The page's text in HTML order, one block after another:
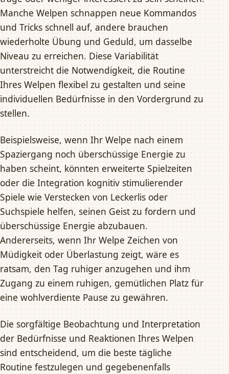
Manche Welpen schnappen neue Kommandos
und Tricks schnell auf, andere brauchen
wiederholte Übung und Geduld, um dasselbe
Niveau zu erreichen. Diese Variabilität
unterstreicht die Notwendigkeit, die Routine
Ihres Welpen flexibel zu gestalten und seine
individuellen Bedürfnisse in den Vordergrund zu
stellen.
Beispielsweise, wenn Ihr Welpe nach einem
Spaziergang noch überschüssige Energie zu
haben scheint, könnten erweiterte Spielzeiten
oder die Integration kognitiv stimulierender
Spiele wie Verstecken von Leckerlis oder
Suchspiele helfen, seinen Geist zu fordern und
überschüssige Energie abzubauen.
Andererseits, wenn Ihr Welpe Zeichen von
Müdigkeit oder Überlastung zeigt, wäre es
ratsam, den Tag ruhiger anzugehen und ihm
Zugang zu einem ruhigen, gemütlichen Platz für
eine wohlverdiente Pause zu gewähren.
Die sorgfältige Beobachtung und Interpretation
der Bedürfnisse und Reaktionen Ihres Welpen
sind entscheidend, um die beste tägliche
Routine festzulegen und gegebenenfalls